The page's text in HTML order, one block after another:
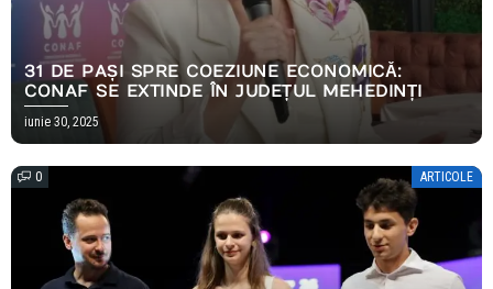
31 DE PAȘI SPRE COEZIUNE ECONOMICĂ:
CONAF SE EXTINDE ÎN JUDEȚUL MEHEDINȚI
iunie 30, 2025
0 ARTICOLE